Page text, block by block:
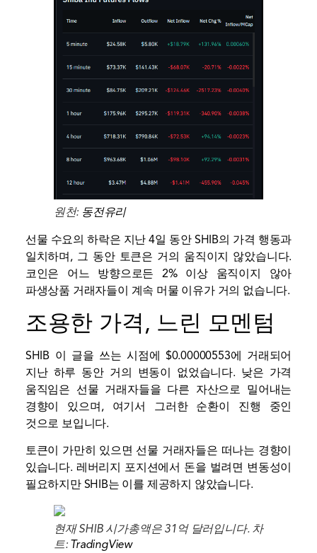
원천: 동전유리
선물 수요의 하락은 지난 4일 동안 SHIB의 가격 행동과
일치하며, 그 동안 토큰은 거의 움직이지 않았습니다.
코인은 어느 방향으로든 2% 이상 움직이지 않아
파생상품 거래자들이 계속 머물 이유가 거의 없습니다.
조용한 가격, 느린 모멘텀
SHIB 이 글을 쓰는 시점에 $0.00000553에 거래되어
지난 하루 동안 거의 변동이 없었습니다. 낮은 가격
움직임은 선물 거래자들을 다른 자산으로 밀어내는
경향이 있으며, 여기서 그러한 순환이 진행 중인
것으로 보입니다.
토큰이 가만히 있으면 선물 거래자들은 떠나는 경향이
있습니다. 레버리지 포지션에서 돈을 벌려면 변동성이
필요하지만 SHIB는 이를 제공하지 않았습니다.
현재 SHIB 시가총액은 31억 달러입니다. 차
트: TradingView